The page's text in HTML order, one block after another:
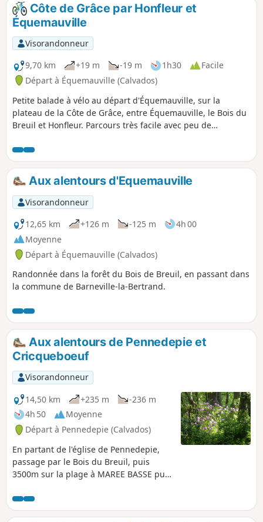
Côte de Grâce par Honfleur et
Équemauville
Visorandonneur
9,70 km
+19 m -19 m 1h30
Facile
Départ à Équemauville (Calvados)
Petite balade à vélo au départ d'Équemauville, sur la
plateau de la Côte de Grâce, entre Équemauville, le Bois du
Breuil et Honfleur. Parcours très facile avec peu de
ombragée, elle est très facile et familiale (faite avec ma fille
de 9 ans).
Aux alentours d'Equemauville
Visorandonneur
12,65 km
+126 m -125 m
4h 00
Moyenne
Départ à Équemauville (Calvados)
Randonnée dans la forêt du Bois de Breuil, en passant dans
la commune de Barneville-la-Bertrand.
Aux alentours de Pennedepie et
Cricqueboeuf
Visorandonneur
14,50 km
+235 m
-236 m
4h 50
Moyenne
Départ à Pennedepie (Calvados)
En partant de l'église de Pennedepie,
passage par le Bois du Breuil, puis
3500m sur la plage à MAREE BASSE puis